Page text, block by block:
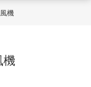
機